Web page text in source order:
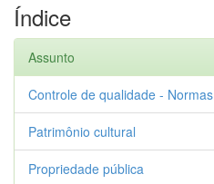
Índice
Assunto
Controle de qualidade - Normas
Patrimônio cultural
Propriedade pública